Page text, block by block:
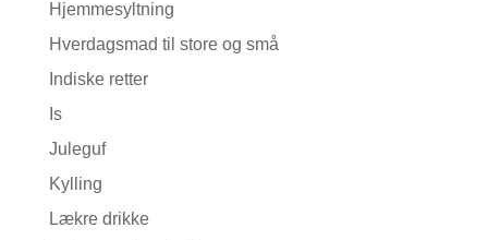
Hjemmesyltning
Hverdagsmad til store og små
Indiske retter
Is
Juleguf
Kylling
Lækre drikke